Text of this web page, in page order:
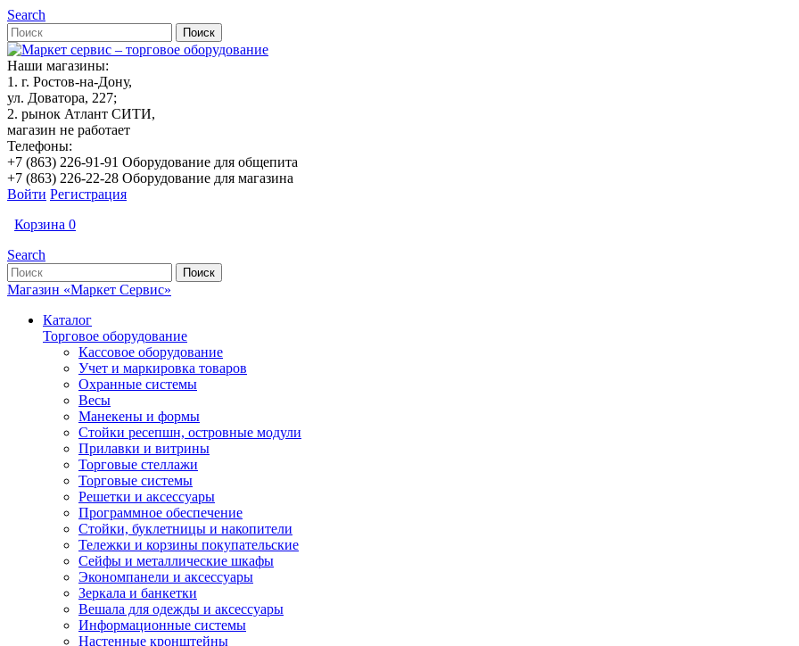
Search
Наши магазины:
1. г. Ростов-на-Дону,
ул. Доватора, 227;
2. рынок Атлант СИТИ,
магазин не работает
Телефоны:
+7 (863) 226-91-91 Оборудование для общепита
+7 (863) 226-22-28 Оборудование для магазина
Войти Регистрация
Корзина 0
Search
Магазин «Маркет Сервис»
Каталог
Торговое оборудование
Кассовое оборудование
Учет и маркировка товаров
Охранные системы
Весы
Манекены и формы
Стойки ресепшн, островные модули
Прилавки и витрины
Торговые стеллажи
Торговые системы
Решетки и аксессуары
Программное обеспечение
Стойки, буклетницы и накопители
Тележки и корзины покупательские
Сейфы и металлические шкафы
Экономпанели и аксессуары
Зеркала и банкетки
Вешала для одежды и аксессуары
Информационные системы
Настенные кронштейны